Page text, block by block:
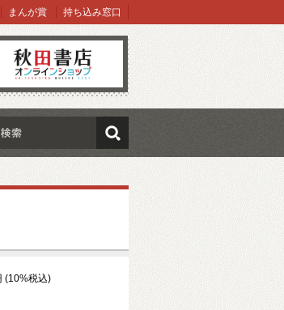
インショップ
まんが賞 持ち込み窓口
検索
(10%税込)